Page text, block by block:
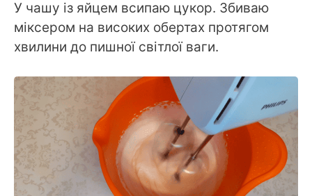
У чашу із яйцем всипаю цукор. Збиваю
міксером на високих обертах протягом
хвилини до пишної світлої ваги.